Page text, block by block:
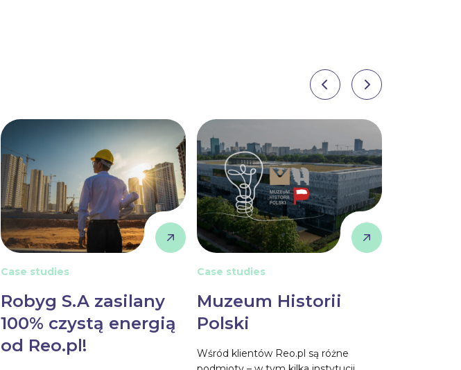
Case studies
Robyg S.A zasilany
100% czystą energią
od Reo.pl!
Case studies
Muzeum Historii
Polski
Wśród klientów Reo.pl są różne